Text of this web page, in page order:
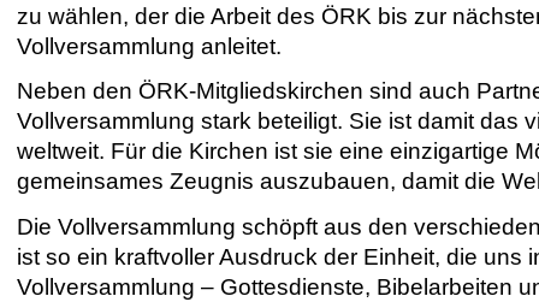
zu wählen, der die Arbeit des ÖRK bis zur
Vollversammlung anleitet.
Neben den ÖRK-Mitgliedskirchen sind auch
Vollversammlung stark beteiligt. Sie ist damit das
weltweit. Für die Kirchen ist sie eine einzigartige
gemeinsames Zeugnis auszubauen, damit die
Die Vollversammlung schöpft aus den
ist so ein kraftvoller Ausdruck der Einheit, die
Vollversammlung – Gottesdienste, Bibelarbeiten